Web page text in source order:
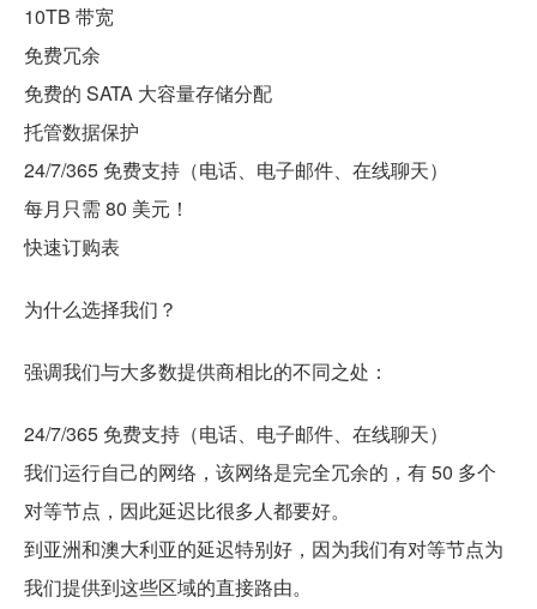
10TB 带宽
免费冗余
免费的 SATA 大容量存储分配
托管数据保护
24/7/365 免费支持（电话、电子邮件、在线聊天）
每月只需 80 美元！
快速订购表
为什么选择我们？
强调我们与大多数提供商相比的不同之处：
24/7/365 免费支持（电话、电子邮件、在线聊天）
我们运行自己的网络，该网络是完全冗余的，有 50 多个
对等节点，因此延迟比很多人都要好。
到亚洲和澳大利亚的延迟特别好，因为我们有对等节点为
我们提供到这些区域的直接路由。